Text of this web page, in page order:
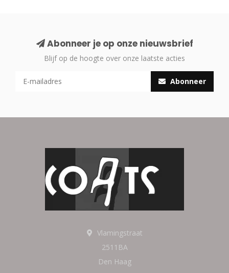
Abonneer je op onze nieuwsbrief
Blijf op de hoogte over onze laatste acties
Abonneer
Vlamingstraat
2511BA
Den Haag